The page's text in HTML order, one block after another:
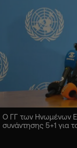
Ο ΓΓ των Ηνωμένων
συνάντησης 5+1 για